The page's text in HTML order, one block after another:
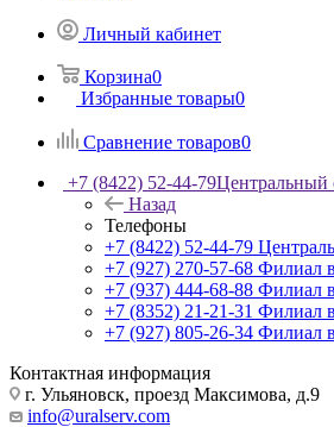
Личный кабинет
Корзина0
Избранные товары0
Сравнение товаров0
+7 (8422) 52-44-79Центральный
Назад
Телефоны
+7 (8422) 52-44-79
+7 (927) 270-57-68 Филиал
+7 (937) 444-68-88 Филиал
+7 (8352) 21-21-31 Филиал
+7 (927) 805-26-34 Филиал
Контактная информация
г. Ульяновск, проезд Максимова, д.9
info@uralserv.com